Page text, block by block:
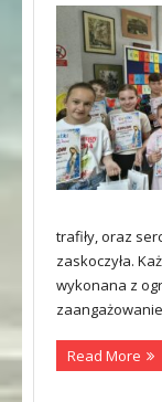
trafiły, oraz
zaskoczyła.
wykonana z
Read More